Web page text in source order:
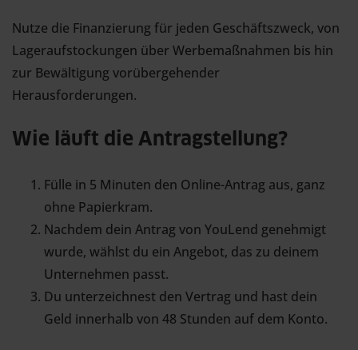
Nutze die Finanzierung für jeden Geschäftszweck, von
Lageraufstockungen über Werbemaßnahmen bis hin
zur Bewältigung vorübergehender
Herausforderungen.
Wie läuft die Antragstellung?
Fülle in 5 Minuten den Online-Antrag aus, ganz
ohne Papierkram.
Nachdem dein Antrag von YouLend genehmigt
wurde, wählst du ein Angebot, das zu deinem
Unternehmen passt.
Du unterzeichnest den Vertrag und hast dein
Geld innerhalb von 48 Stunden auf dem Konto.